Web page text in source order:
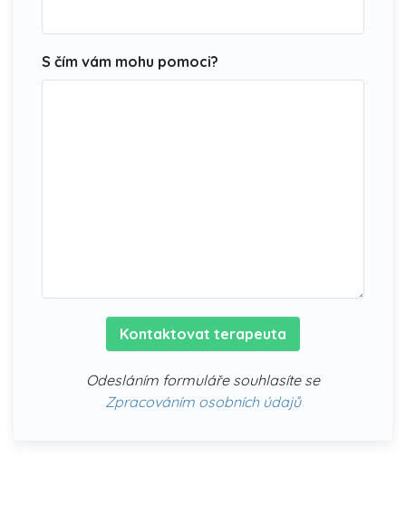
S čím vám mohu pomoci?
Kontaktovat terapeuta
Odesláním formuláře souhlasíte se
Zpracováním osobních údajů